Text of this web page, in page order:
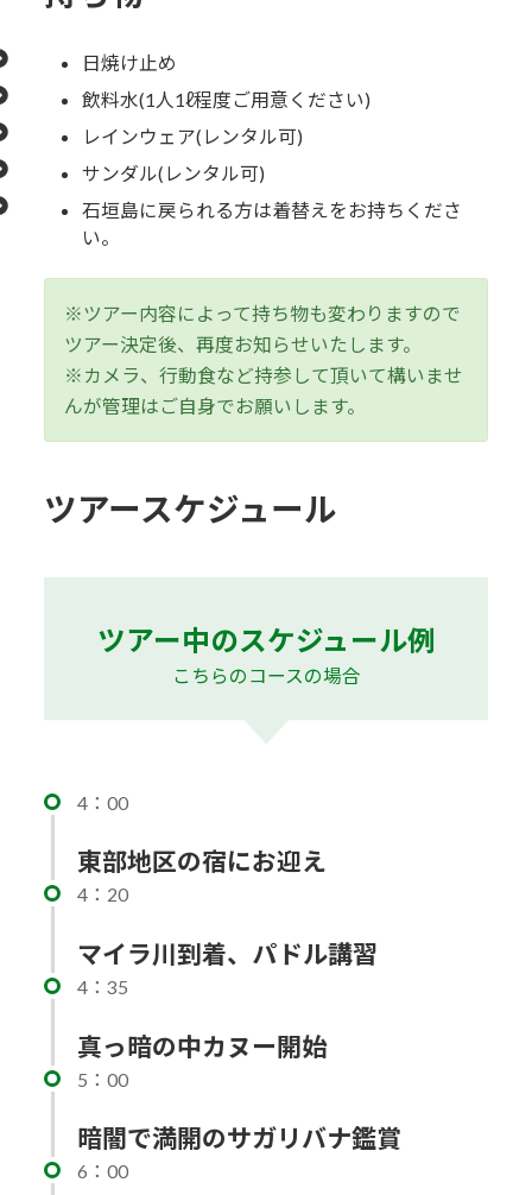
日焼け止め
飲料水(1人1ℓ程度ご用意ください)
レインウェア(レンタル可)
サンダル(レンタル可)
石垣島に戻られる方は着替えをお持ちくださ
い。
※ツアー内容によって持ち物も変わりますので
ツアー決定後、再度お知らせいたします。
※カメラ、行動食など持参して頂いて構いませ
んが管理はご自身でお願いします。
ツアースケジュール
ツアー中のスケジュール例
こちらのコースの場合
4：00
東部地区の宿にお迎え
4：20
マイラ川到着、パドル講習
4：35
真っ暗の中カヌー開始
5：00
暗闇で満開のサガリバナ鑑賞
6：00